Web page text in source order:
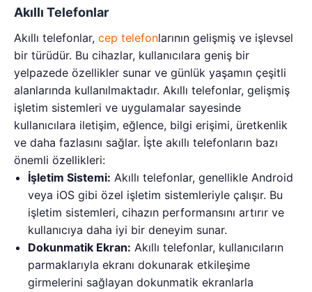
Akıllı Telefonlar
Akıllı telefonlar, cep telefonlarının gelişmiş ve işlevsel
bir türüdür. Bu cihazlar, kullanıcılara geniş bir
yelpazede özellikler sunar ve günlük yaşamın çeşitli
alanlarında kullanılmaktadır. Akıllı telefonlar, gelişmiş
işletim sistemleri ve uygulamalar sayesinde
kullanıcılara iletişim, eğlence, bilgi erişimi, üretkenlik
ve daha fazlasını sağlar. İşte akıllı telefonların bazı
önemli özellikleri:
İşletim Sistemi: Akıllı telefonlar, genellikle Android
veya iOS gibi özel işletim sistemleriyle çalışır. Bu
işletim sistemleri, cihazın performansını artırır ve
kullanıcıya daha iyi bir deneyim sunar.
Dokunmatik Ekran: Akıllı telefonlar, kullanıcıların
parmaklarıyla ekranı dokunarak etkileşime
girmelerini sağlayan dokunmatik ekranlarla